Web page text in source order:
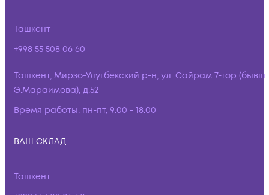
Ташкент
+998 55 508 06 60
Ташкент, Мирзо-Улугбекский р-н, ул. Сайрам 7-тор (бывш.
Э.Мараимова), д.52
Время работы: пн-пт, 9:00 - 18:00
ВАШ СКЛАД
Ташкент